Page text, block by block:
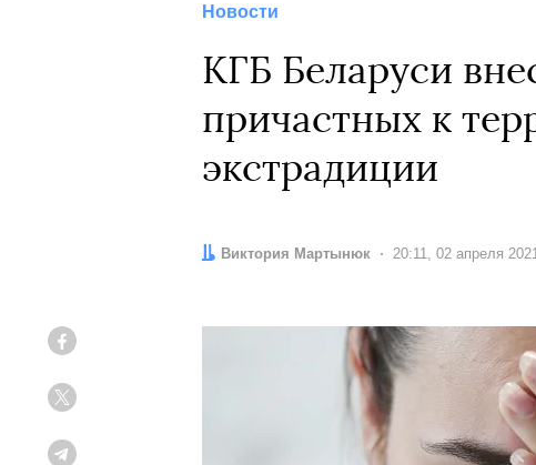
Новости
КГБ Беларуси
причастных к
экстрадиции
Автор:
Виктория Мартынюк Дата:
20:11, 02 апреля 2021